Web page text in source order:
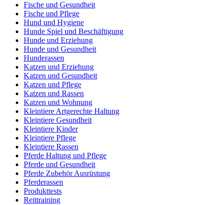
Fische und Gesundheit
Fische und Pflege
Hund und Hygiene
Hunde Spiel und Beschäftigung
Hunde und Erziehung
Hunde und Gesundheit
Hunderassen
Katzen und Erziehung
Katzen und Gesundheit
Katzen und Pflege
Katzen und Rassen
Katzen und Wohnung
Kleintiere Artgerechte Haltung
Kleintiere Gesundheit
Kleintiere Kinder
Kleintiere Pflege
Kleintiere Rassen
Pferde Haltung und Pflege
Pferde und Gesundheit
Pferde Zubehör Ausrüstung
Pferderassen
Produkttests
Reittraining